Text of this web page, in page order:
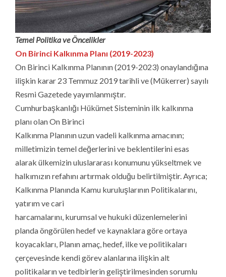
Temel Politika ve Öncelikler
On Birinci Kalkınma Planı (2019-2023)
On Birinci Kalkınma Planının (2019-2023) onaylandığına
ilişkin karar 23 Temmuz 2019 tarihli ve (Mükerrer) sayılı
Resmi Gazetede yayımlanmıştır.
Cumhurbaşkanlığı Hükümet Sisteminin ilk kalkınma
planı olan On Birinci
Kalkınma Planının uzun vadeli kalkınma amacının;
milletimizin temel değerlerini ve beklentilerini esas
alarak ülkemizin uluslararası konumunu yükseltmek ve
halkımızın refahını artırmak olduğu belirtilmiştir. Ayrıca;
Kalkınma Planında Kamu kuruluşlarının Politikalarını,
yatırım ve cari
harcamalarını, kurumsal ve hukuki düzenlemelerini
planda öngörülen hedef ve kaynaklara göre ortaya
koyacakları, Planın amaç, hedef, ilke ve politikaları
çerçevesinde kendi görev alanlarına ilişkin alt
politikaların ve tedbirlerin geliştirilmesinden sorumlu